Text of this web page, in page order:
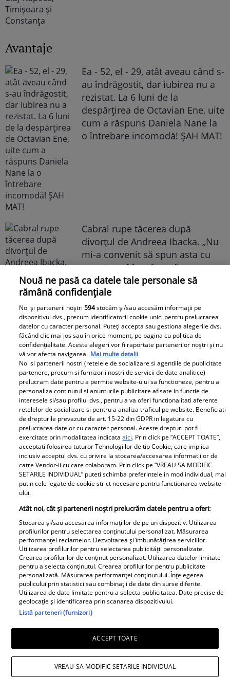
Avantaje
Ea - 52, el - 29, atât aveau când s-
au îndrăgostit, dar iubirea nu a
rezistat. La 6 luni de la
despărțirea de Octavian Ene, uite
cum a răspuns Daniela Nane la
o întrebare incomodă! ȘAH MAT!
Cabral rupe tăcerea după
divorțul de Andreea Ibacka. „Nu
mi-a convenit să spun asta cu
voce tare. M-a afectat”
Elle
O mai ții minte pe Janine Sârbu?
Cum arată și cu ce se ocupă
acum fosta soție a lui Adrian
Sârbu și unul dintre cele mai
apreciate modele din anii 90. A
fost decorată recent de
Ministerul Culturii din Franța.
Foto
Noi dezvăluiri despre relația
actuală dintre Andreea Popescu
și Dan Alexa. Relația ei
extraconjugală cu antrenorul a
dus la divorțul de Rareș Cojoc,
însă nimeni nu se aștepta la ce
se întâmplă în prezent
Este în culmea fericirii! Vedeta a
devenit mamă pentru a doua
oară și a dezvăluit prima
imagine cu fiul său: „Iubirile
Nouă ne pasă ca datele tale personale să
rămână confidențiale
Noi și partenerii noștri594stocăm și/sau accesăm informații pe
dispozitivul dvs., precum identificatorii cookie unici pentru prelucrarea
datelor cu caracter personal. Puteți accepta sau gestiona alegerile dvs.
făcând clic mai jos sau în orice moment, pe pagina cu politica de
confidențialitate. Aceste alegeri vor fi raportate partenerilor noștri și nu
vă vor afecta navigarea. Mai multe detalii
Noi si partenerii nostri (retelele de socializare si agentiile de publicitate
partenere, precum si furnizorii nostri de servicii de date analitice)
prelucram date pentru a permite website-ului sa functioneze, pentru a
personaliza continutul si anunturile publicitare afisate in functie de
interesele si/sau profilul dvs., pentru a va oferi functionalitati aferente
retelelor de socializare si pentru a analiza traficul pe website. Beneficiati
de drepturile prevazute de art. 15-22 din GDPR in legatura cu
prelucrarea datelor cu caracter personal. Aceste drepturi pot fi
exercitate prin modalitatea indicataaici. Prin click pe “ACCEPT TOATE”,
acceptati folosirea tuturor Tehnologiilor de tip Cookie, care implica
inclusiv acceptul dvs. cu privire la stocarea/accesarea informatiilor de
catre Vendor-ii cu care colaboram. Prin click pe “VREAU SA MODIFIC
SETARILE INDIVIDUAL” puteti schimba preferintele in mod individual, mai
putin cele legate de cookie strict necesare pentru functionarea website-
ului.
Atât noi, cât și partenerii noștri prelucrăm datele pentru a oferi:
Stocarea și/sau accesarea informațiilor de pe un dispozitiv. Utilizarea
profilurilor pentru selectarea conținutului personalizat. Măsurarea
performanței reclamelor. Dezvoltarea și îmbunătățirea serviciilor.
Utilizarea profilurilor pentru selectarea publicității personalizate.
Crearea profilurilor de conținut personalizat. Utilizarea datelor limitate
pentru a selecta conținutul. Crearea profilurilor pentru publicitate
personalizată. Măsurarea performanței conținutului. Înțelegerea
publicului prin statistici sau combinații de date din surse diferite.
Utilizarea de date limitate pentru a selecta publicitatea. Date precise de
geolocație și identificarea prin scanarea dispozitivului.
Listă parteneri (furnizori)
ACCEPT TOATE
VREAU SA MODIFIC SETARILE INDIVIDUAL